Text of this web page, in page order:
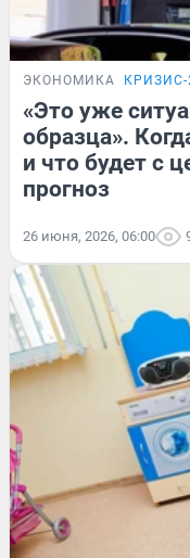
ЭКОНОМИКА КРИЗИС-
«Это уже
образца».
и что будет с
прогноз
26 июня, 2026, 06:00